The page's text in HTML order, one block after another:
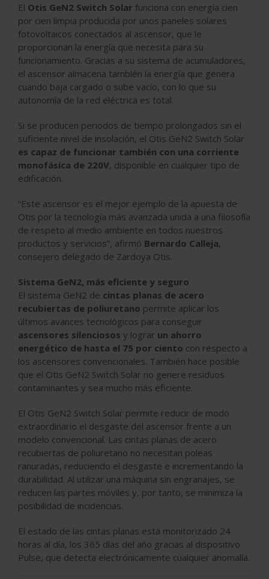
El Otis GeN2 Switch Solar funciona con energía cien
por cien limpia producida por unos paneles solares
fotovoltaicos conectados al ascensor, que le
proporcionan la energía que necesita para su
funcionamiento. Gracias a su sistema de acumuladores,
el ascensor almacena también la energía que genera
cuando baja cargado o sube vacío, con lo que su
autonomía de la red eléctrica es total.
Si se producen periodos de tiempo prolongados sin el
suficiente nivel de insolación, el Otis GeN2 Switch Solar
es capaz de funcionar también con una corriente
monofásica de 220V, disponible en cualquier tipo de
edificación.
“Este ascensor es el mejor ejemplo de la apuesta de
Otis por la tecnología más avanzada unida a una filosofía
de respeto al medio ambiente en todos nuestros
productos y servicios”, afirmó Bernardo Calleja,
consejero delegado de Zardoya Otis.
Sistema GeN2, más eficiente y seguro
El sistema GeN2 de cintas planas de acero
recubiertas de poliuretano permite aplicar los
últimos avances tecnológicos para conseguir
ascensores silenciosos y lograr un ahorro
energético de hasta el 75 por ciento con respecto a
los ascensores convencionales. También hace posible
que el Otis GeN2 Switch Solar no genere residuos
contaminantes y sea mucho más eficiente.
El Otis GeN2 Switch Solar permite reducir de modo
extraordinario el desgaste del ascensor frente a un
modelo convencional. Las cintas planas de acero
recubiertas de poliuretano no necesitan poleas
ranuradas, reduciendo el desgaste e incrementando la
durabilidad. Al utilizar una máquina sin engranajes, se
reducen las partes móviles y, por tanto, se minimiza la
posibilidad de incidencias.
El estado de las cintas planas está monitorizado 24
horas al día, los 365 días del año gracias al dispositivo
Pulse, que detecta electrónicamente cualquier anomalía.